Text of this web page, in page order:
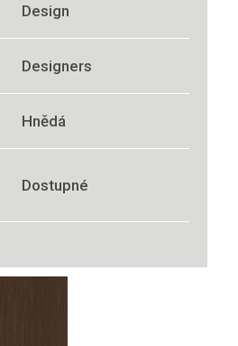
Design
Designers
Hnědá
Dostupné